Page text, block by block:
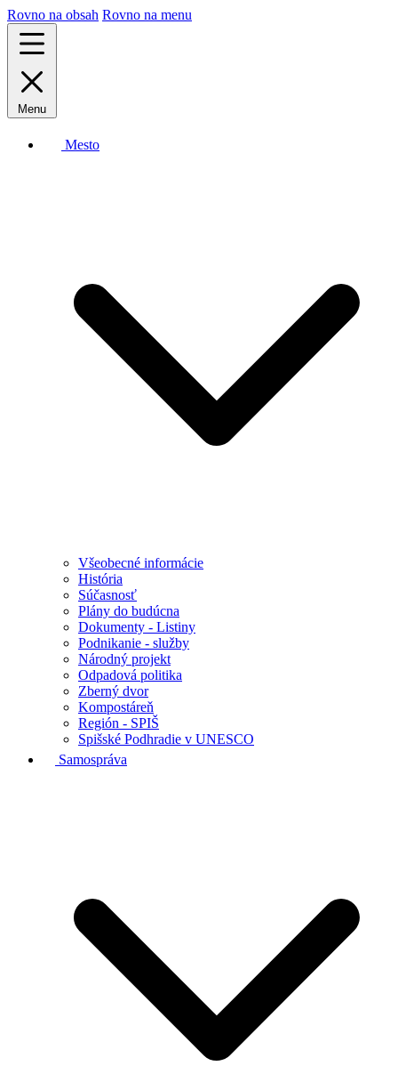
Rovno na obsah Rovno na menu
Menu
Mesto
Všeobecné informácie
História
Súčasnosť
Plány do budúcna
Dokumenty - Listiny
Podnikanie - služby
Národný projekt
Odpadová politika
Zberný dvor
Kompostáreň
Región - SPIŠ
Spišské Podhradie v UNESCO
Samospráva